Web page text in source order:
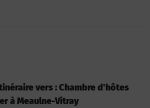
vers : Chambre d'hôtes
à Meaulne-Vitray